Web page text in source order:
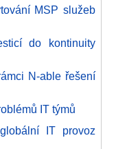
MSP služeb
do kontinuity
N-able řešení
IT týmů
IT provoz